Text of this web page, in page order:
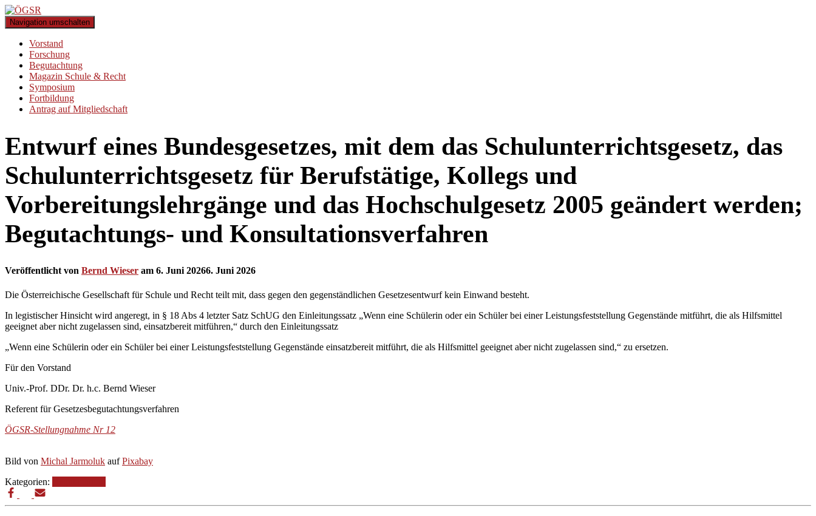
Navigation umschalten
Vorstand
Forschung
Begutachtung
Magazin Schule & Recht
Symposium
Fortbildung
Antrag auf Mitgliedschaft
Entwurf eines Bundesgesetzes, mit dem das Schulunterrichtsgesetz, das
Schulunterrichtsgesetz für Berufstätige, Kollegs und
Vorbereitungslehrgänge und das Hochschulgesetz 2005 geändert werden;
Begutachtungs- und Konsultationsverfahren
Veröffentlicht von Bernd Wieser am 6. Juni 20266. Juni 2026
Die Österreichische Gesellschaft für Schule und Recht teilt mit, dass gegen den gegenständlichen Gesetzesentwurf kein Einwand besteht.
In legistischer Hinsicht wird angeregt, in § 18 Abs 4 letzter Satz SchUG den Einleitungssatz „Wenn eine Schülerin oder ein Schüler bei einer Leistungsfeststellung Gegenstände mitführt, die als Hilfsmittel
geeignet aber nicht zugelassen sind, einsatzbereit mitführen,“ durch den Einleitungssatz
„Wenn eine Schülerin oder ein Schüler bei einer Leistungsfeststellung Gegenstände einsatzbereit mitführt, die als Hilfsmittel geeignet aber nicht zugelassen sind,“ zu ersetzen.
Für den Vorstand
Univ.-Prof. DDr. Dr. h.c. Bernd Wieser
Referent für Gesetzesbegutachtungsverfahren
ÖGSR-Stellungnahme Nr 12
Bild von Michal Jarmoluk aufPixabay
Kategorien: